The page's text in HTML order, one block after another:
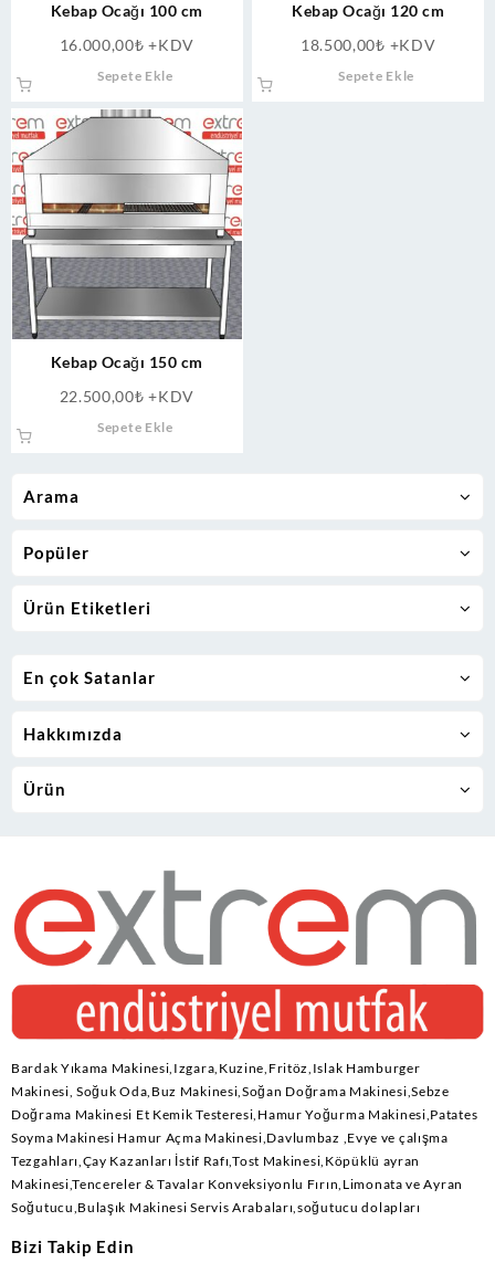
Arama
Popüler
Ürün Etiketleri
Kebap Ocağı 100 cm
16.000,00₺ +KDV
Sepete Ekle
Kebap Ocağı 120 cm
18.500,00₺ +KDV
Sepete Ekle
Kebap Ocağı 150 cm
22.500,00₺ +KDV
Sepete Ekle
En çok Satanlar
Hakkımızda
Ürün
Bardak Yıkama Makinesi,Izgara,Kuzine,Fritöz,Islak Hamburger
Makinesi, Soğuk Oda,Buz Makinesi,Soğan Doğrama Makinesi,Sebze
Doğrama Makinesi Et Kemik Testeresi,Hamur Yoğurma Makinesi,Patates
Soyma Makinesi Hamur Açma Makinesi,Davlumbaz ,Evye ve çalışma
Tezgahları,Çay Kazanları İstif Rafı,Tost Makinesi,Köpüklü ayran
Makinesi,Tencereler & Tavalar Konveksiyonlu Fırın,Limonata ve Ayran
Soğutucu,Bulaşık Makinesi Servis Arabaları,soğutucu dolapları
Bizi Takip Edin